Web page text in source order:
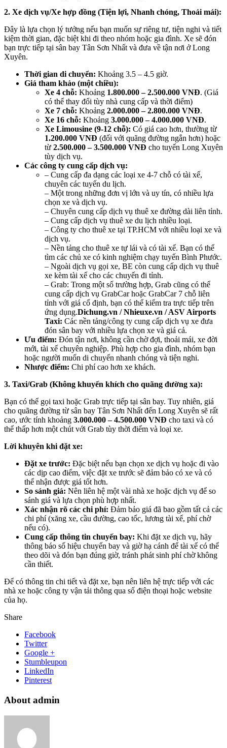
2. Xe dịch vụ/Xe hợp đồng (Tiện lợi, Nhanh chóng, Thoải mái):
Đây là lựa chọn lý tưởng nếu bạn muốn sự riêng tư, tiện nghi và tiết
kiệm thời gian, đặc biệt khi đi theo nhóm hoặc gia đình. Xe sẽ đón
bạn trực tiếp tại sân bay Tân Sơn Nhất và đưa về tận nơi ở Long
Xuyên.
Thời gian di chuyển: Khoảng 3.5 – 4.5 giờ.
Giá tham khảo (một chiều):
Xe 4 chỗ: Khoảng 1.800.000 – 2.500.000 VNĐ. (Giá
có thể thay đổi tùy nhà cung cấp và thời điểm)
Xe 7 chỗ: Khoảng 2.000.000 – 2.800.000 VNĐ.
Xe 16 chỗ: Khoảng 3.000.000 – 4.000.000 VNĐ.
Xe Limousine (9-12 chỗ): Có giá cao hơn, thường từ
1.200.000 VNĐ (đối với quãng đường ngắn hơn) hoặc
từ 2.500.000 – 3.500.000 VNĐ cho tuyến Long Xuyên
tùy dịch vụ.
Các công ty cung cấp dịch vụ:
– Cung cấp đa dạng các loại xe 4-7 chỗ có tài xế,
chuyên các tuyến du lịch.
– Một trong những đơn vị lớn và uy tín, có nhiều lựa
chọn xe và dịch vụ.
– Chuyên cung cấp dịch vụ thuê xe đường dài liên tỉnh.
– Cung cấp dịch vụ thuê xe du lịch nhiều loại.
– Công ty cho thuê xe tại TP.HCM với nhiều loại xe và
dịch vụ.
– Nền tảng cho thuê xe tự lái và có tài xế. Bạn có thể
tìm các chủ xe có kinh nghiệm chạy tuyến Bình Phước.
– Ngoài dịch vụ gọi xe, BE còn cung cấp dịch vụ thuê
xe kèm tài xế cho các chuyến đi tỉnh.
– Grab: Trong một số trường hợp, Grab cũng có thể
cung cấp dịch vụ GrabCar hoặc GrabCar 7 chỗ liên
tỉnh với giá cố định, bạn có thể kiểm tra trực tiếp trên
ứng dụng.Dichung.vn / Nhieuxe.vn / ASV Airports
Taxi: Các nền tảng/công ty cung cấp dịch vụ xe đưa
đón sân bay với nhiều lựa chọn xe và giá cả.
Ưu điểm: Đón tận nơi, không cần chờ đợi, thoải mái, xe đời
mới, tài xế chuyên nghiệp. Phù hợp cho gia đình, nhóm bạn
hoặc người muốn di chuyển nhanh chóng và tiện nghi.
Nhược điểm: Chi phí cao hơn xe khách.
3. Taxi/Grab (Không khuyến khích cho quãng đường xa):
Bạn có thể gọi taxi hoặc Grab trực tiếp tại sân bay. Tuy nhiên, giá
cho quãng đường từ sân bay Tân Sơn Nhất đến Long Xuyên sẽ rất
cao, ước tính khoảng 3.000.000 – 4.500.000 VNĐ cho taxi và có
thể thấp hơn một chút với Grab tùy thời điểm và loại xe.
Lời khuyên khi đặt xe:
Đặt xe trước: Đặc biệt nếu bạn chọn xe dịch vụ hoặc đi vào
các dịp cao điểm, việc đặt xe trước sẽ đảm bảo có xe và có
thể nhận được giá tốt hơn.
So sánh giá: Nên liên hệ một vài nhà xe hoặc dịch vụ để so
sánh giá và lựa chọn phù hợp nhất.
Xác nhận rõ các chi phí: Đảm bảo giá đã bao gồm tất cả các
chi phí (xăng xe, cầu đường, cao tốc, lương tài xế, phí chờ
nếu có).
Cung cấp thông tin chuyến bay: Khi đặt xe dịch vụ, hãy
thông báo số hiệu chuyến bay và giờ hạ cánh để tài xế có thể
theo dõi và đón bạn đúng giờ, tránh phát sinh phí chờ không
cần thiết.
Để có thông tin chi tiết và đặt xe, bạn nên liên hệ trực tiếp với các
nhà xe hoặc công ty vận tải thông qua số điện thoại hoặc website
của họ.
Share
Facebook
Twitter
Google +
Stumbleupon
LinkedIn
Pinterest
About admin